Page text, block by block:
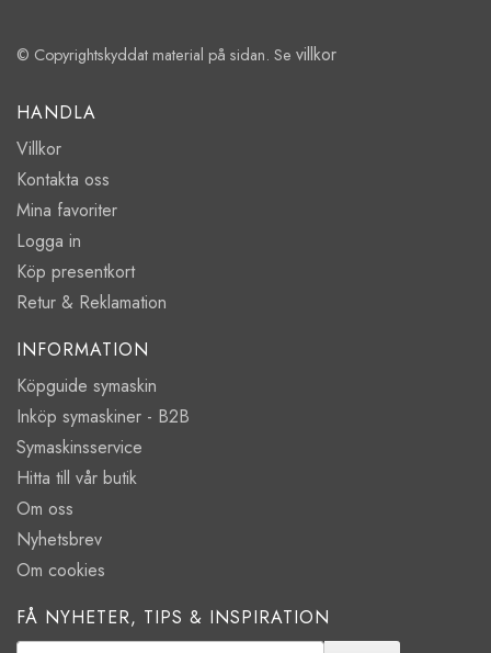
© Copyrightskyddat material på sidan. Se villkor
HANDLA
Villkor
Kontakta oss
Mina favoriter
Logga in
Köp presentkort
Retur & Reklamation
INFORMATION
Köpguide symaskin
Inköp symaskiner - B2B
Symaskinsservice
Hitta till vår butik
Om oss
Nyhetsbrev
Om cookies
FÅ NYHETER, TIPS & INSPIRATION